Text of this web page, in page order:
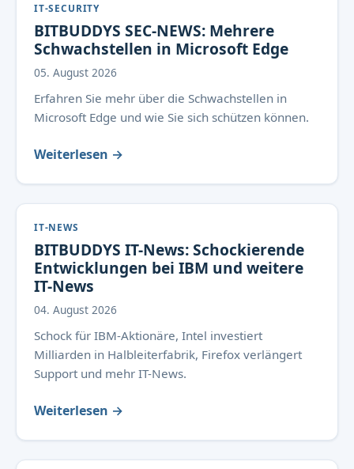
IT-SECURITY
BITBUDDYS SEC-NEWS: Mehrere
Schwachstellen in Microsoft Edge
05. August 2026
Erfahren Sie mehr über die Schwachstellen in
Microsoft Edge und wie Sie sich schützen können.
Weiterlesen →
IT-NEWS
BITBUDDYS IT-News: Schockierende
Entwicklungen bei IBM und weitere
IT-News
04. August 2026
Schock für IBM-Aktionäre, Intel investiert
Milliarden in Halbleiterfabrik, Firefox verlängert
Support und mehr IT-News.
Weiterlesen →